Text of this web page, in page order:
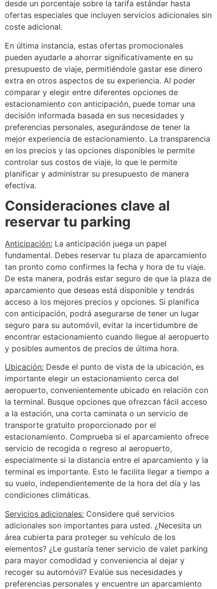
desde un porcentaje sobre la tarifa estándar hasta
ofertas especiales que incluyen servicios adicionales sin
coste adicional.
En última instancia, estas ofertas promocionales
pueden ayudarle a ahorrar significativamente en su
presupuesto de viaje, permitiéndole gastar ese dinero
extra en otros aspectos de su experiencia. Al poder
comparar y elegir entre diferentes opciones de
estacionamiento con anticipación, puede tomar una
decisión informada basada en sus necesidades y
preferencias personales, asegurándose de tener la
mejor experiencia de estacionamiento. La transparencia
en los precios y las opciones disponibles le permite
controlar sus costos de viaje, lo que le permite
planificar y administrar su presupuesto de manera
efectiva.
Consideraciones clave al
reservar tu parking
Anticipación: La anticipación juega un papel
fundamental. Debes reservar tu plaza de aparcamiento
tan pronto como confirmes la fecha y hora de tu viaje.
De esta manera, podrás estar seguro de que la plaza de
aparcamiento que deseas está disponible y tendrás
acceso a los mejores precios y opciones. Si planifica
con anticipación, podrá asegurarse de tener un lugar
seguro para su automóvil, evitar la incertidumbre de
encontrar estacionamiento cuando llegue al aeropuerto
y posibles aumentos de precios de última hora.
Ubicación: Desde el punto de vista de la ubicación, es
importante elegir un estacionamiento cerca del
aeropuerto, convenientemente ubicado en relación con
la terminal. Busque opciones que ofrezcan fácil acceso
a la estación, una corta caminata o un servicio de
transporte gratuito proporcionado por el
estacionamiento. Comprueba si el aparcamiento ofrece
servicio de recogida o regreso al aeropuerto,
especialmente si la distancia entre el aparcamiento y la
terminal es importante. Esto le facilita llegar a tiempo a
su vuelo, independientemente de la hora del día y las
condiciones climáticas.
Servicios adicionales: Considere qué servicios
adicionales son importantes para usted. ¿Necesita un
área cubierta para proteger su vehículo de los
elementos? ¿Le gustaría tener servicio de valet parking
para mayor comodidad y conveniencia al dejar y
recoger su automóvil? Evalúe sus necesidades y
preferencias personales y encuentre un aparcamiento